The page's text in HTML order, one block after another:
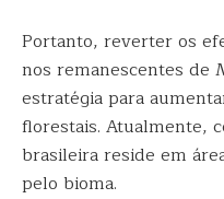
Portanto, reverter os
nos remanescentes de
estratégia para
florestais. Atualmente,
brasileira reside em
pelo bioma.